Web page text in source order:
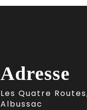
Adresse
Les Quatre Routes, 19380
Albussac